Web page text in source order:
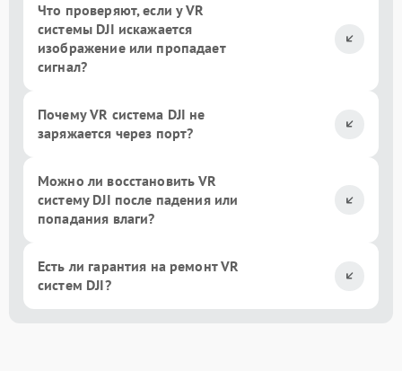
Что проверяют, если у VR
системы DJI искажается
изображение или пропадает
сигнал?
Почему VR система DJI не
заряжается через порт?
Можно ли восстановить VR
систему DJI после падения или
попадания влаги?
Есть ли гарантия на ремонт VR
систем DJI?